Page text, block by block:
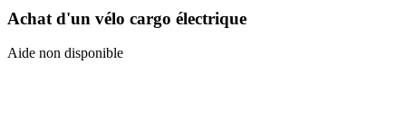
Achat d'un vélo cargo électrique
Aide non disponible